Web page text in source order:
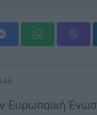
Ευρωπαϊκή